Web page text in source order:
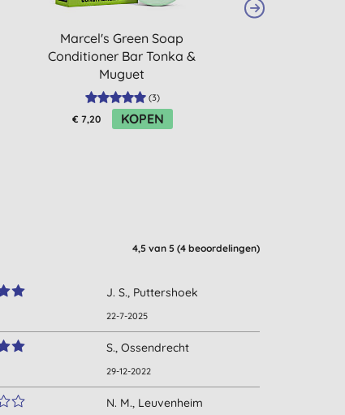
Marcel's Green Soap
Conditioner Bar Tonka &
Muguet
(3)
€ 7,20 KOPEN
4,5 van 5 (4 beoordelingen)
J. S., Puttershoek
22-7-2025
S., Ossendrecht
29-12-2022
N. M., Leuvenheim